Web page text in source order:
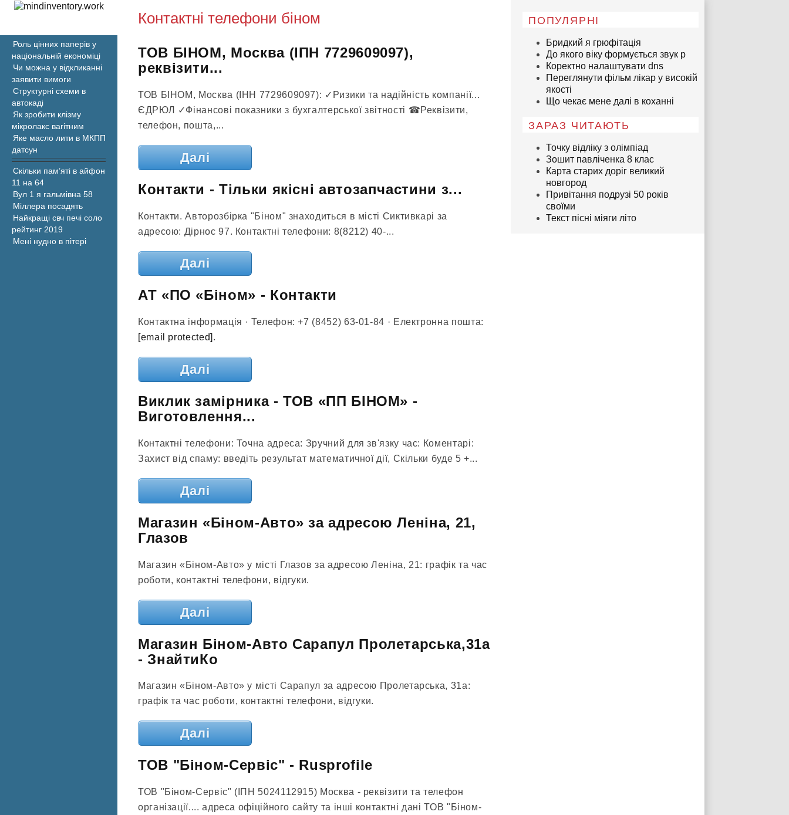
Контактні телефони біном
ТОВ БІНОМ, Москва (ІПН 7729609097),
реквізити...
ТОВ БІНОМ, Москва (ІНН 7729609097): ✓Ризики та надійність компанії...
ЄДРЮЛ ✓Фінансові показники з бухгалтерської звітності ☎Реквізити,
телефон, пошта,...
Далі
Контакти - Тільки якісні автозапчастини з...
Контакти. Авторозбірка "Біном" знаходиться в місті Сиктивкарі за
адресою: Дірнос 97. Контактні телефони: 8(8212) 40-...
Далі
АТ «ПО «Біном» - Контакти
Контактна інформація · Телефон: +7 (8452) 63-01-84 · Електронна пошта:
[email protected] .
Далі
Виклик замірника - ТОВ «ПП БІНОМ» -
Виготовлення...
Контактні телефони: Точна адреса: Зручний для зв'язку час: Коментарі:
Захист від спаму: введіть результат математичної дії, Скільки буде 5 +...
Далі
Магазин «Біном-Авто» за адресою Леніна, 21,
Глазов
Магазин «Біном-Авто» у місті Глазов за адресою Леніна, 21: графік та час
роботи, контактні телефони, відгуки.
Далі
Магазин Біном-Авто Сарапул Пролетарська,31а
- ЗнайтиКо
Магазин «Біном-Авто» у місті Сарапул за адресою Пролетарська, 31а:
графік та час роботи, контактні телефони, відгуки.
Далі
ТОВ "Біном-Сервіс" - Rusprofile
ТОВ "Біном-Сервіс" (ІПН 5024112915) Москва - реквізити та телефон
організації.... адреса офіційного сайту та інші контактні дані ТОВ "Біном-
ПОПУЛЯРНІ
Бридкий я грюфітація
До якого віку формується звук р
Коректно налаштувати dns
Переглянути фільм лікар у високій
якості
Що чекає мене далі в коханні
ЗАРАЗ ЧИТАЮТЬ
Точку відліку з олімпіад
Зошит павліченка 8 клас
Карта старих доріг великий
новгород
Привітання подрузі 50 років
своїми
Текст пісні міяги літо
Роль цінних паперів у
національній економіці
Чи можна у відкликанні
заявити вимоги
Структурні схеми в
автокаді
Як зробити клізму
мікролакс вагітним
Яке масло лити в МКПП
датсун
Скільки пам’яті в айфон
11 на 64
Вул 1 я гальмівна 58
Міллера посадять
Найкращі свч печі соло
рейтинг 2019
Мені нудно в пітері